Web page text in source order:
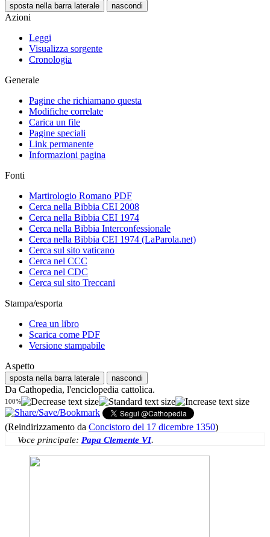
sposta nella barra laterale nascondi
Azioni
Leggi
Visualizza sorgente
Cronologia
Generale
Pagine che richiamano questa
Modifiche correlate
Carica un file
Pagine speciali
Link permanente
Informazioni pagina
Fonti
Martirologio Romano PDF
Cerca nella Bibbia CEI 2008
Cerca nella Bibbia CEI 1974
Cerca nella Bibbia Interconfessionale
Cerca nella Bibbia CEI 1974 (LaParola.net)
Cerca sul sito vaticano
Cerca nel CCC
Cerca nel CDC
Cerca sul sito Treccani
Stampa/esporta
Crea un libro
Scarica come PDF
Versione stampabile
Aspetto
sposta nella barra laterale nascondi
Da Cathopedia, l'enciclopedia cattolica.
100%
(Reindirizzamento da Concistoro del 17 dicembre 1350)
Voce principale: Papa Clemente VI.